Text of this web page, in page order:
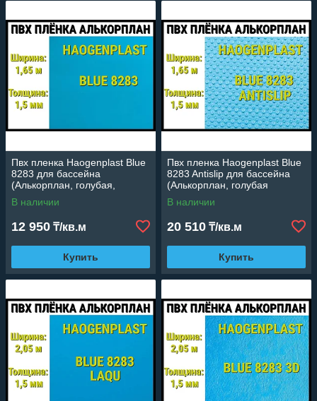
Пвх пленка Haogenplast Blue
8283 для бассейна
(Алькорплан, голубая,
ширина: 1.65 м.)
В наличии
12 950 ₸/кв.м
Купить
Пвх пленка Haogenplast Blue
8283 Antislip для бассейна
(Алькорплан, голубая
противоскользящая, ширина:
1.65 м.)
В наличии
20 510 ₸/кв.м
Купить